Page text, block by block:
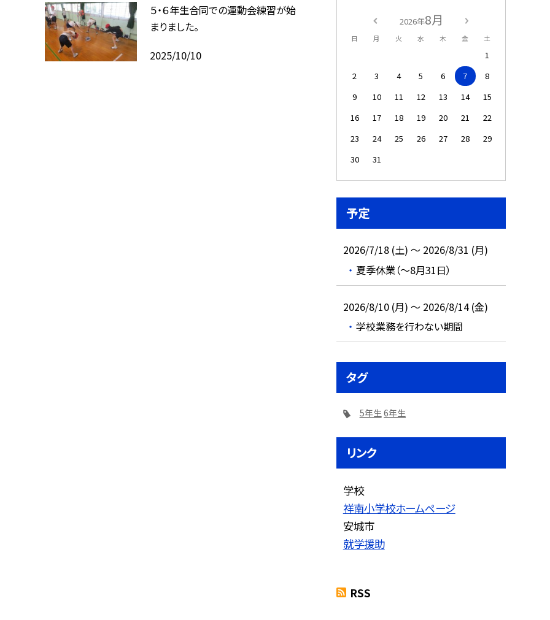
５・６年生合同での運動会練習が始
まりました。
2025/10/10
2026年8月
日 月 火 水 木 金 土
1
2
3 4 5 6 7
8
9
10 11 12 13 14
15
16
17 18 19 20 21
22
23
24 25 26 27 28
29
30
31
予定
2026/7/18 (土) ～ 2026/8/31 (月)
夏季休業（～8月31日）
2026/8/10 (月) ～ 2026/8/14 (金)
学校業務を行わない期間
タグ
5年生6年生
リンク
学校
祥南小学校ホームページ
安城市
就学援助
RSS